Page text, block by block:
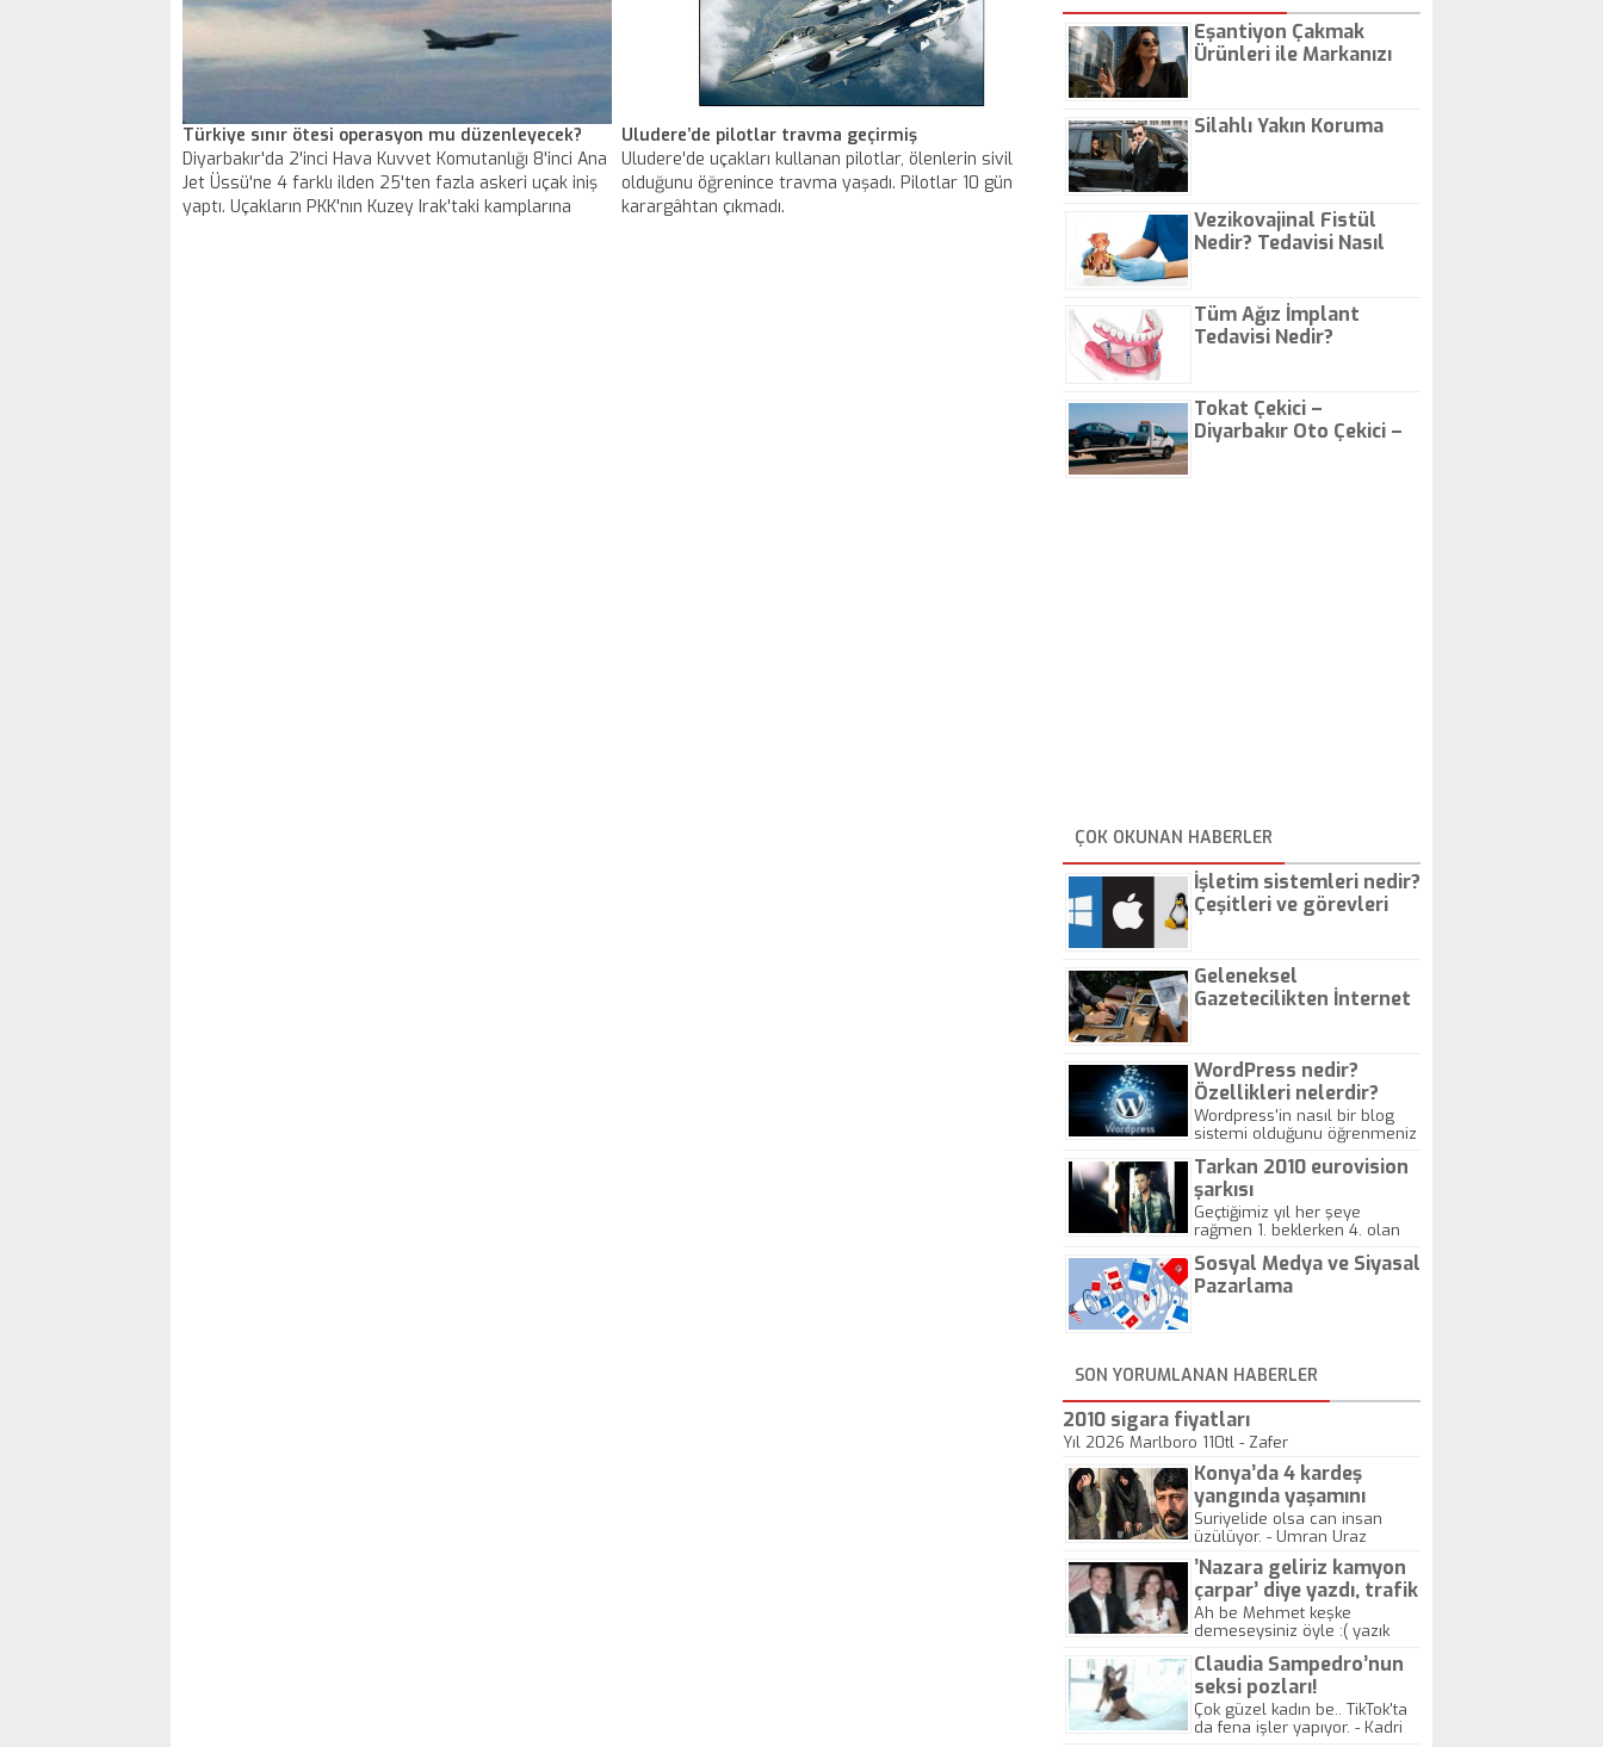
Türkiye sınır ötesi operasyon mu düzenleyecek?
Diyarbakır'da 2'inci Hava Kuvvet Komutanlığı 8'inci Ana
Jet Üssü'ne 4 farklı ilden 25'ten fazla askeri uçak iniş
yaptı. Uçakların PKK'nın Kuzey Irak'taki kamplarına
Uludere’de pilotlar travma geçirmiş
Uludere'de uçakları kullanan pilotlar, ölenlerin sivil
olduğunu öğrenince travma yaşadı. Pilotlar 10 gün
karargâhtan çıkmadı.
Eşantiyon Çakmak
Ürünleri ile Markanızı
Silahlı Yakın Koruma
Vezikovajinal Fistül
Nedir? Tedavisi Nasıl
Tüm Ağız İmplant
Tedavisi Nedir?
Tokat Çekici –
Diyarbakır Oto Çekici –
ÇOK OKUNAN HABERLER
İşletim sistemleri nedir?
Çeşitleri ve görevleri
Geleneksel
Gazetecilikten İnternet
WordPress nedir?
Özellikleri nelerdir?
Wordpress'in nasıl bir blog
sistemi olduğunu öğrenmeniz
Tarkan 2010 eurovision
şarkısı
Geçtiğimiz yıl her şeye
rağmen 1. beklerken 4. olan
gösterisinin bu yarışmada
önemli olmadığını anlamıştır.
Sosyal Medya ve Siyasal
Pazarlama
SON YORUMLANAN HABERLER
2010 sigara fiyatları
Yıl 2026 Marlboro 110tl - Zafer
Konya’da 4 kardeş
yangında yaşamını
yitirdi
Suriyelide olsa can insan
üzülüyor. - Umran Uraz
’Nazara geliriz kamyon
çarpar’ diye yazdı, trafik
kazasında öldü!
Ah be Mehmet keşke
demeseysiniz öyle :( yazık
Claudia Sampedro’nun
seksi pozları!
Çok güzel kadın be.. TikTok'ta
da fena işler yapıyor. - Kadri